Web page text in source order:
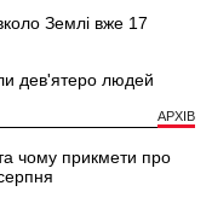
Землі вже 17
дев'ятеро людей
АРХІВ
чому прикмети про